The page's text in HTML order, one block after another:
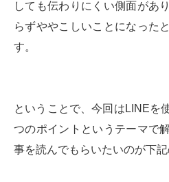
しても伝わりにくい側面があ
らずややこしいことになった
す。
ということで、今回はLINEを
つのポイントというテーマで
事を読んでもらいたいのが下記